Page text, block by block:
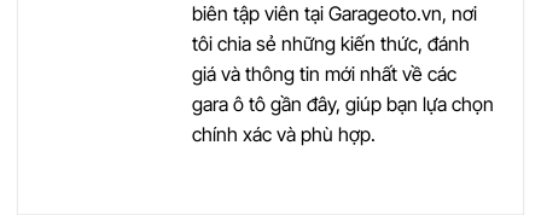
biên tập viên tại Garageoto.vn, nơi
tôi chia sẻ những kiến thức, đánh
giá và thông tin mới nhất về các
gara ô tô gần đây, giúp bạn lựa chọn
chính xác và phù hợp.